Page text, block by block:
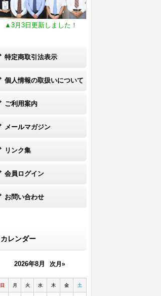
▲3月3日更新しました！
特定商取引法表示
個人情報の取扱いについて
ご利用案内
メールマガジン
リンク集
会員ログイン
お問い合わせ
カレンダー
2026年8月 次月»
日 月 火 水 木 金 土